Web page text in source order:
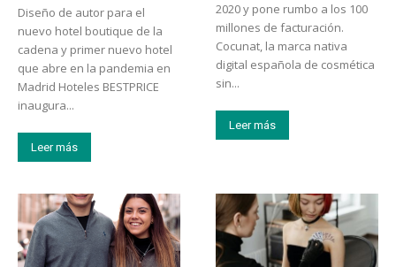
Diseño de autor para el
nuevo hotel boutique de la
cadena y primer nuevo hotel
que abre en la pandemia en
Madrid Hoteles BESTPRICE
inaugura...
Leer más
2020 y pone rumbo a los 100
millones de facturación.
Cocunat, la marca nativa
digital española de cosmética
sin...
Leer más